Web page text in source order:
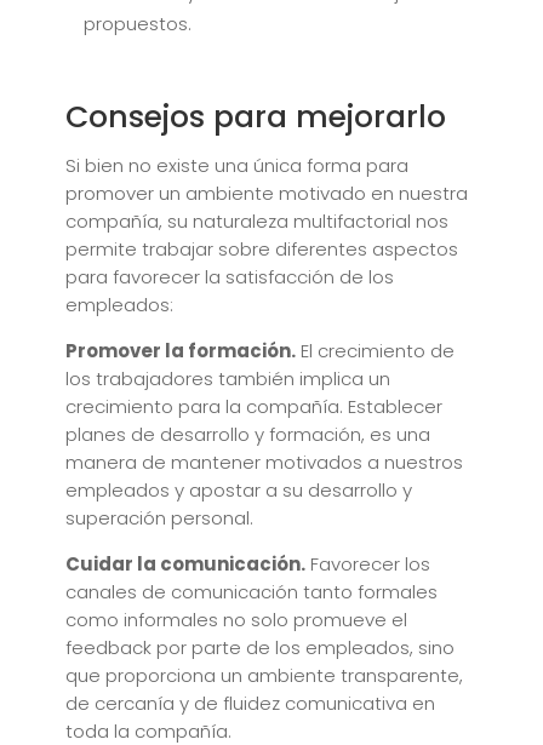
propuestos.
Consejos para mejorarlo
Si bien no existe una única forma para
promover un ambiente motivado en nuestra
compañía, su naturaleza multifactorial nos
permite trabajar sobre diferentes aspectos
para favorecer la satisfacción de los
empleados:
Promover la formación.El crecimiento de
los trabajadores también implica un
crecimiento para la compañía. Establecer
planes de desarrollo y formación, es una
manera de mantener motivados a nuestros
empleados y apostar a su desarrollo y
superación personal.
Cuidar la comunicación.Favorecer los
canales de comunicación tanto formales
como informales no solo promueve el
feedback por parte de los empleados, sino
que proporciona un ambiente transparente,
de cercanía y de fluidez comunicativa en
toda la compañía.